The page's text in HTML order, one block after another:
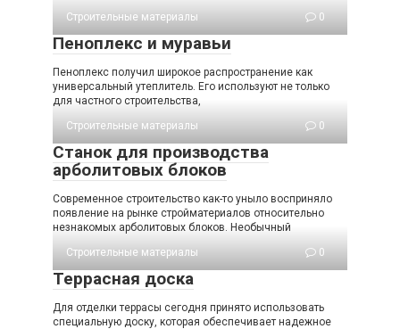
Строительные материалы
0
Пеноплекс и муравьи
Пеноплекс получил широкое распространение как
универсальный утеплитель. Его используют не только
для частного строительства,
Строительные материалы
0
Станок для производства
арболитовых блоков
Современное строительство как-то уныло восприняло
появление на рынке стройматериалов относительно
незнакомых арболитовых блоков. Необычный
Строительные материалы
0
Террасная доска
Для отделки террасы сегодня принято использовать
специальную доску, которая обеспечивает надежное